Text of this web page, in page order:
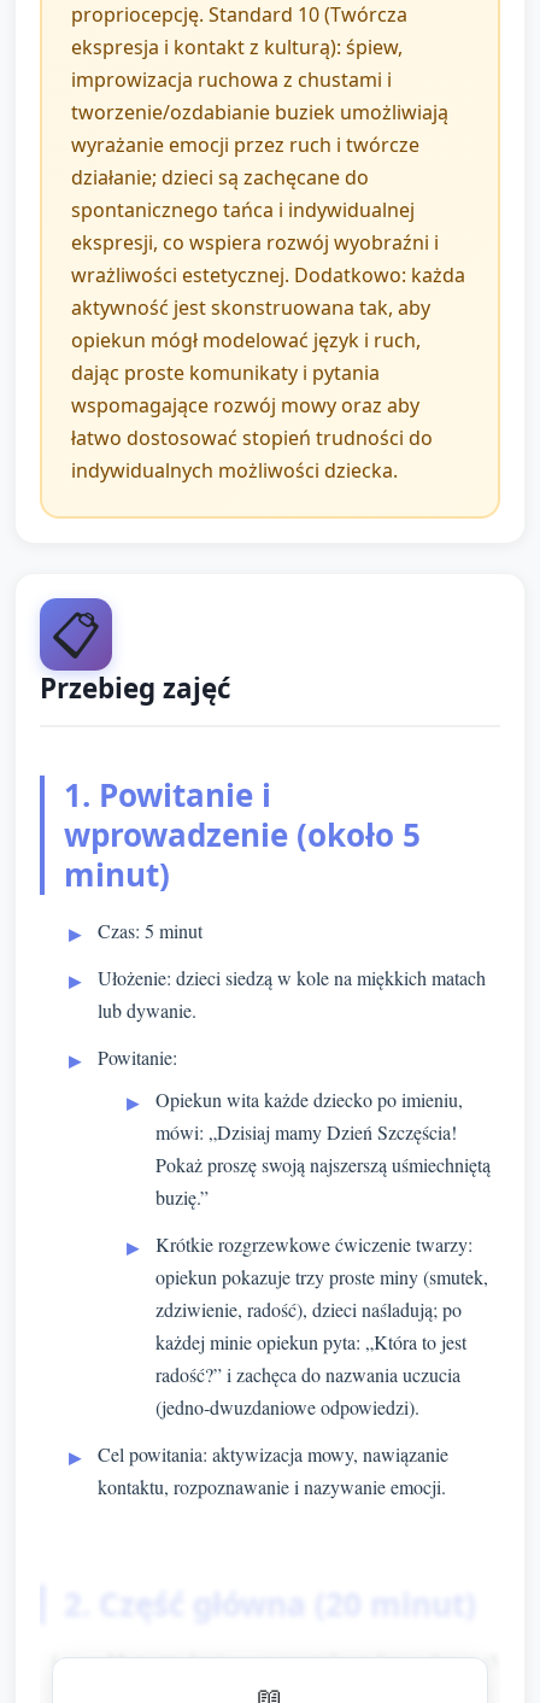
propriocepcję. Standard 10 (Twórcza
ekspresja i kontakt z kulturą): śpiew,
improwizacja ruchowa z chustami i
tworzenie/ozdabianie buziek umożliwiają
wyrażanie emocji przez ruch i twórcze
działanie; dzieci są zachęcane do
spontanicznego tańca i indywidualnej
ekspresji, co wspiera rozwój wyobraźni i
wrażliwości estetycznej. Dodatkowo: każda
aktywność jest skonstruowana tak, aby
opiekun mógł modelować język i ruch,
dając proste komunikaty i pytania
wspomagające rozwój mowy oraz aby
łatwo dostosować stopień trudności do
indywidualnych możliwości dziecka.
📋
Przebieg zajęć
1. Powitanie i
wprowadzenie (około 5
minut)
Czas: 5 minut
Ułożenie: dzieci siedzą w kole na miękkich matach
lub dywanie.
Powitanie:
Opiekun wita każde dziecko po imieniu,
mówi: „Dzisiaj mamy Dzień Szczęścia!
Pokaż proszę swoją najszerszą uśmiechniętą
buzię.”
Krótkie rozgrzewkowe ćwiczenie twarzy:
opiekun pokazuje trzy proste miny (smutek,
zdziwienie, radość), dzieci naśladują; po
każdej minie opiekun pyta: „Która to jest
radość?” i zachęca do nazwania uczucia
(jedno‑dwuzdaniowe odpowiedzi).
Cel powitania: aktywizacja mowy, nawiązanie
kontaktu, rozpoznawanie i nazywanie emocji.
2. Część główna (20 minut)
Muzyczne buzie — rozgrzewka ruchowo‑słowna (5